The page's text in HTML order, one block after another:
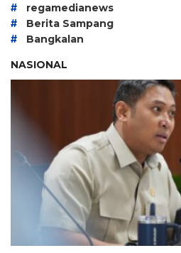
# regamedianews
# Berita Sampang
#
Bangkalan
NASIONAL